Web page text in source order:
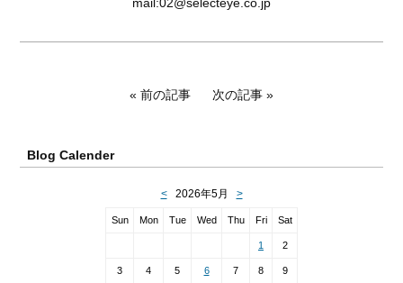
前の記事 次の記事
Blog Calender